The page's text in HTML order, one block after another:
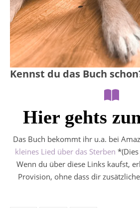
Kennst du das Buch
Hier gehts
Das Buch bekommt ihr u.a. bei
kleines Lied über das Sterben
Wenn du über diese Links kaufst,
Provision, ohne dass dir